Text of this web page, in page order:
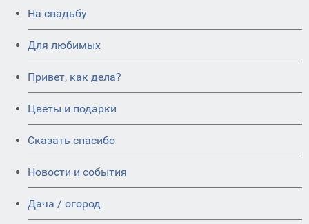
На свадьбу
Для любимых
Привет, как дела?
Цветы и подарки
Сказать спасибо
Новости и события
Дача / огород